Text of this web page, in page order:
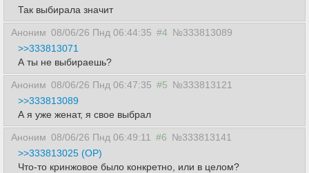
Так выбирала значит
Аноним 08/06/26 Пнд 06:44:35 #4 №333813089
>>333813071
А ты не выбираешь?
Аноним 08/06/26 Пнд 06:47:35 #5 №333813121
>>333813089
А я уже женат, я свое выбрал
Аноним 08/06/26 Пнд 06:49:11 #6 №333813141
>>333813025 (OP)
Что-то кринжовое было конкретно, или в целом?